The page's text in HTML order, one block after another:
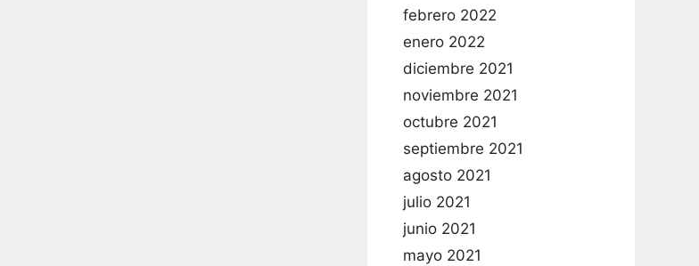
febrero 2022
enero 2022
diciembre 2021
noviembre 2021
octubre 2021
septiembre 2021
agosto 2021
julio 2021
junio 2021
mayo 2021